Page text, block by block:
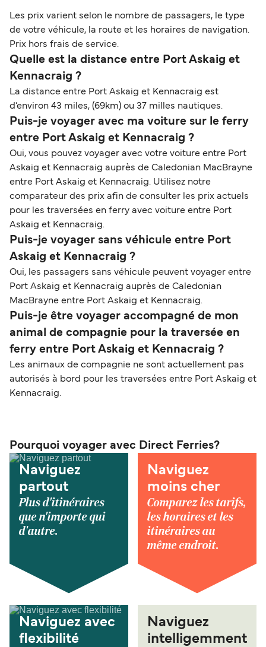
Les prix varient selon le nombre de passagers, le type
de votre véhicule, la route et les horaires de navigation.
Prix hors frais de service.
Quelle est la distance entre Port Askaig et
Kennacraig ?
La distance entre Port Askaig et Kennacraig est
d’environ 43 miles, (69km) ou 37 milles nautiques.
Puis-je voyager avec ma voiture sur le ferry
entre Port Askaig et Kennacraig ?
Oui, vous pouvez voyager avec votre voiture entre Port
Askaig et Kennacraig auprès de Caledonian MacBrayne
entre Port Askaig et Kennacraig. Utilisez notre
comparateur des prix afin de consulter les prix actuels
pour les traversées en ferry avec voiture entre Port
Askaig et Kennacraig.
Puis-je voyager sans véhicule entre Port
Askaig et Kennacraig ?
Oui, les passagers sans véhicule peuvent voyager entre
Port Askaig et Kennacraig auprès de Caledonian
MacBrayne entre Port Askaig et Kennacraig.
Puis-je être voyager accompagné de mon
animal de compagnie pour la traversée en
ferry entre Port Askaig et Kennacraig ?
Les animaux de compagnie ne sont actuellement pas
autorisés à bord pour les traversées entre Port Askaig et
Kennacraig.
Pourquoi voyager avec Direct Ferries?
Naviguez
partout
Plus d'itinéraires
que n'importe qui
d'autre.
Naviguez
moins cher
Comparez les tarifs,
les horaires et les
itinéraires au
même endroit.
Naviguez avec
flexibilité
Naviguez
intelligemment